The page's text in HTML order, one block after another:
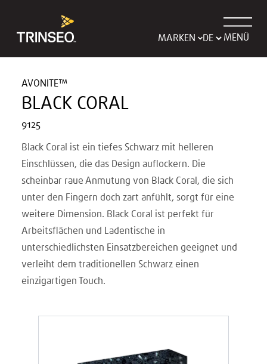
MARKEN MENÜ
AVONITE™
BLACK CORAL
9125
Black Coral ist ein tiefes Schwarz mit helleren
Einschlüssen, die das Design auflockern. Die
scheinbar raue Anmutung von Black Coral, die sich
unter den Fingern doch zart anfühlt, sorgt für eine
weitere Dimension. Black Coral ist perfekt für
Arbeitsflächen und Ladentische in
unterschiedlichsten Einsatzbereichen geeignet und
verleiht dem traditionellen Schwarz einen
einzigartigen Touch.